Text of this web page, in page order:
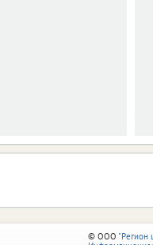
© ООО "Регион